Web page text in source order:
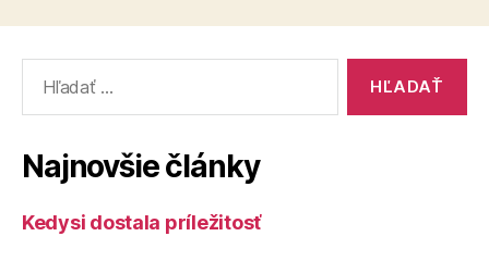
Najnovšie články
Kedysi dostala príležitosť